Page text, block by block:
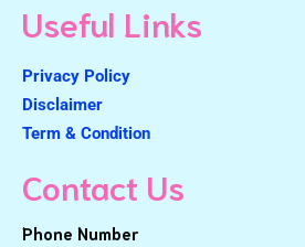
Useful Links
Privacy Policy
Disclaimer
Term & Condition
Contact Us
Phone Number